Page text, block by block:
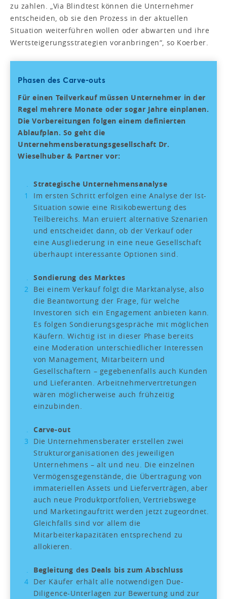
zu zahlen. „Via Blindtest können die Unternehmer
entscheiden, ob sie den Prozess in der aktuellen
Situation weiterführen wollen oder abwarten und ihre
Wertsteigerungsstrategien voranbringen“, so Koerber.
Phasen des Carve-outs
Für einen Teilverkauf müssen Unternehmer in der
Regel mehrere Monate oder sogar Jahre einplanen.
Die Vorbereitungen folgen einem definierten
Ablaufplan. So geht die
Unternehmensberatungsgesellschaft Dr.
Wieselhuber & Partner vor:
Strategische Unternehmensanalyse
Im ersten Schritt erfolgen eine Analyse der Ist-
Situation sowie eine Risikobewertung des
Teilbereichs. Man eruiert alternative Szenarien
und entscheidet dann, ob der Verkauf oder
eine Ausgliederung in eine neue Gesellschaft
überhaupt interessante Optionen sind.
Sondierung des Marktes
Bei einem Verkauf folgt die Marktanalyse, also
die Beantwortung der Frage, für welche
Investoren sich ein Engagement anbieten kann.
Es folgen Sondierungsgespräche mit möglichen
Käufern. Wichtig ist in dieser Phase bereits
eine Moderation unterschiedlicher Interessen
von Management, Mitarbeitern und
Gesellschaftern – gegebenenfalls auch Kunden
und Lieferanten. Arbeitnehmervertretungen
wären möglicherweise auch frühzeitig
einzubinden.
Carve-out
Die Unternehmensberater erstellen zwei
Strukturorganisationen des jeweiligen
Unternehmens – alt und neu. Die einzelnen
Vermögensgegenstände, die Übertragung von
immateriellen Assets und Lieferverträgen, aber
auch neue Produktportfolien, Vertriebswege
und Marketingauftritt werden jetzt zugeordnet.
Gleichfalls sind vor allem die
Mitarbeiterkapazitäten entsprechend zu
allokieren.
Begleitung des Deals bis zum Abschluss
Der Käufer erhält alle notwendigen Due-
Diligence-Unterlagen zur Bewertung und zur